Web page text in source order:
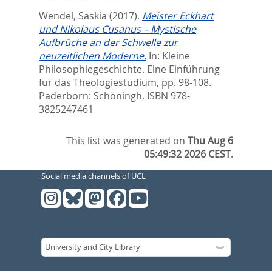
Wendel, Saskia (2017). Meister Eckhart
und Nikolaus Cusanus – Mystische
Aufbrüche an der Schwelle zur
neuzeitlichen Moderne. In: Kleine
Philosophiegeschichte. Eine Einführung
für das Theologiestudium, pp. 98-108.
Paderborn: Schöningh. ISBN 978-
3825247461
This list was generated onThu Aug 6
05:49:32 2026 CEST.
Social media channels of UCL